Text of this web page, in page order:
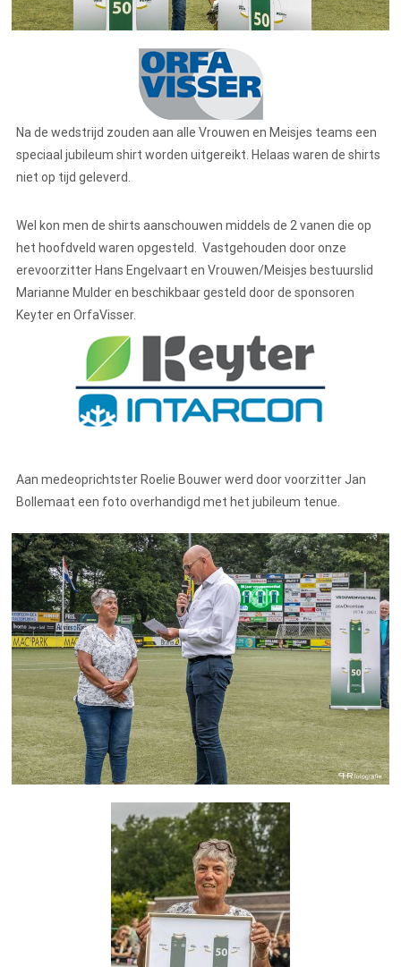
Na de wedstrijd zouden aan alle Vrouwen en Meisjes teams een
speciaal jubileum shirt worden uitgereikt. Helaas waren de shirts
niet op tijd geleverd.
Wel kon men de shirts aanschouwen middels de 2 vanen die op
het hoofdveld waren opgesteld. Vastgehouden door onze
erevoorzitter Hans Engelvaart en Vrouwen/Meisjes bestuurslid
Marianne Mulder en beschikbaar gesteld door de sponsoren
Keyter en OrfaVisser.
Aan medeoprichtster Roelie Bouwer werd door voorzitter Jan
Bollemaat een foto overhandigd met het jubileum tenue.